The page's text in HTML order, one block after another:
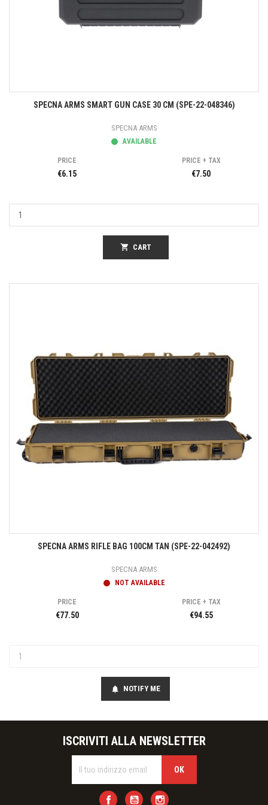
SPECNA ARMS SMART GUN CASE 30 CM (SPE-22-048346)
SPECNA ARMS
AVAILABLE
PRICE
€6.15
PRICE + TAX
€7.50
shopping_cart CART
SPECNA ARMS RIFLE BAG 100CM TAN (SPE-22-042492)
SPECNA ARMS
NOT AVAILABLE
PRICE
€77.50
PRICE + TAX
€94.55
notifications NOTIFY ME
ISCRIVITI ALLA NEWSLETTER
FacebookYouTube